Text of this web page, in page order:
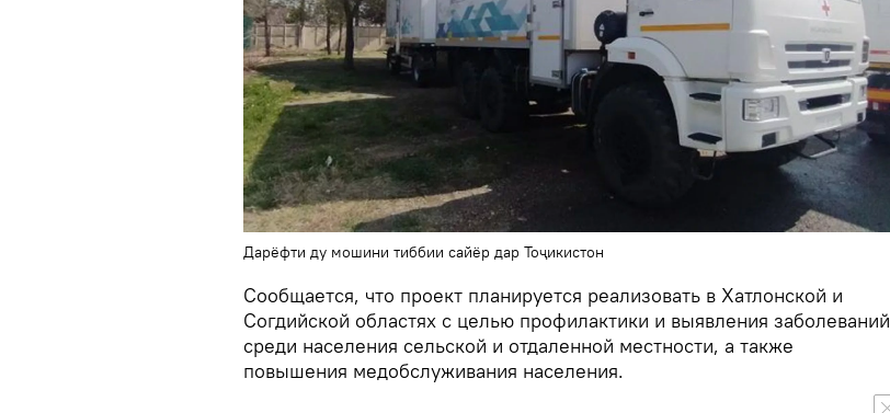
Дарёфти ду мошини тиббии сайёр дар Тоҷикистон
Сообщается, что проект планируется реализовать в Хатлонской и
Согдийской областях с целью профилактики и выявления заболеваний
среди населения сельской и отдаленной местности, а также
повышения медобслуживания населения.